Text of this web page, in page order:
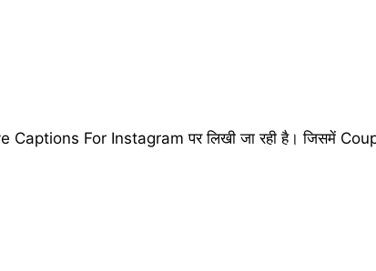
For Instagram पर लिखी जा रही है। जिसमें